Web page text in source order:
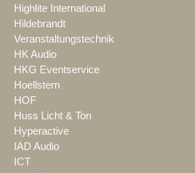
Highlite International
Hildebrandt
Veranstaltungstechnik
HK Audio
HKG Eventservice
Hoellstern
HOF
Huss Licht & Ton
Hyperactive
IAD Audio
ICT